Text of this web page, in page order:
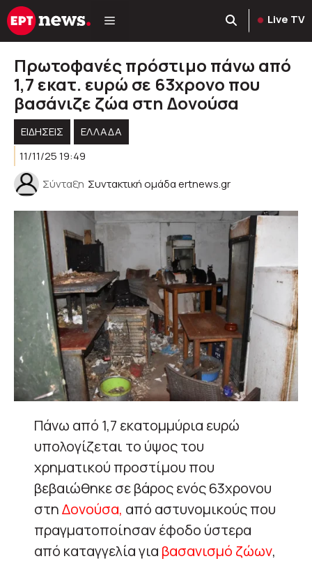
Μετάβαση
σε
Live TV
Πρωτοφανές πρόστιμο πάνω από
1,7 εκατ. ευρώ σε 63χρονο που
βασάνιζε ζώα στη Δονούσα
ΕΙΔΗΣΕΙΣ
ΕΛΛΑΔΑ
11/11/25 19:49
Σύνταξη Συντακτική ομάδα ertnews.gr
Πάνω από 1,7 εκατομμύρια ευρώ
υπολογίζεται το ύψος του
χρηματικού προστίμου που
βεβαιώθηκε σε βάρος ενός 63χρονου
στηΔονούσα, από αστυνομικούς που
πραγματοποίησαν έφοδο ύστερα
από καταγγελία για βασανισμό ζώων,